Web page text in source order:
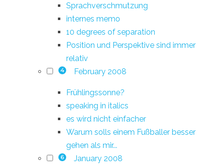
Sprachverschmutzung
internes memo
10 degrees of separation
Position und Perspektive sind immer
relativ
4 February 2008
Frühlingssonne?
speaking in italics
es wird nicht einfacher
Warum solls einem Fußballer besser
gehen als mir...
6 January 2008